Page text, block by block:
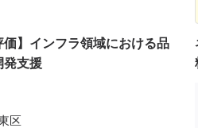
価】インフラ領域における品
発支援
区